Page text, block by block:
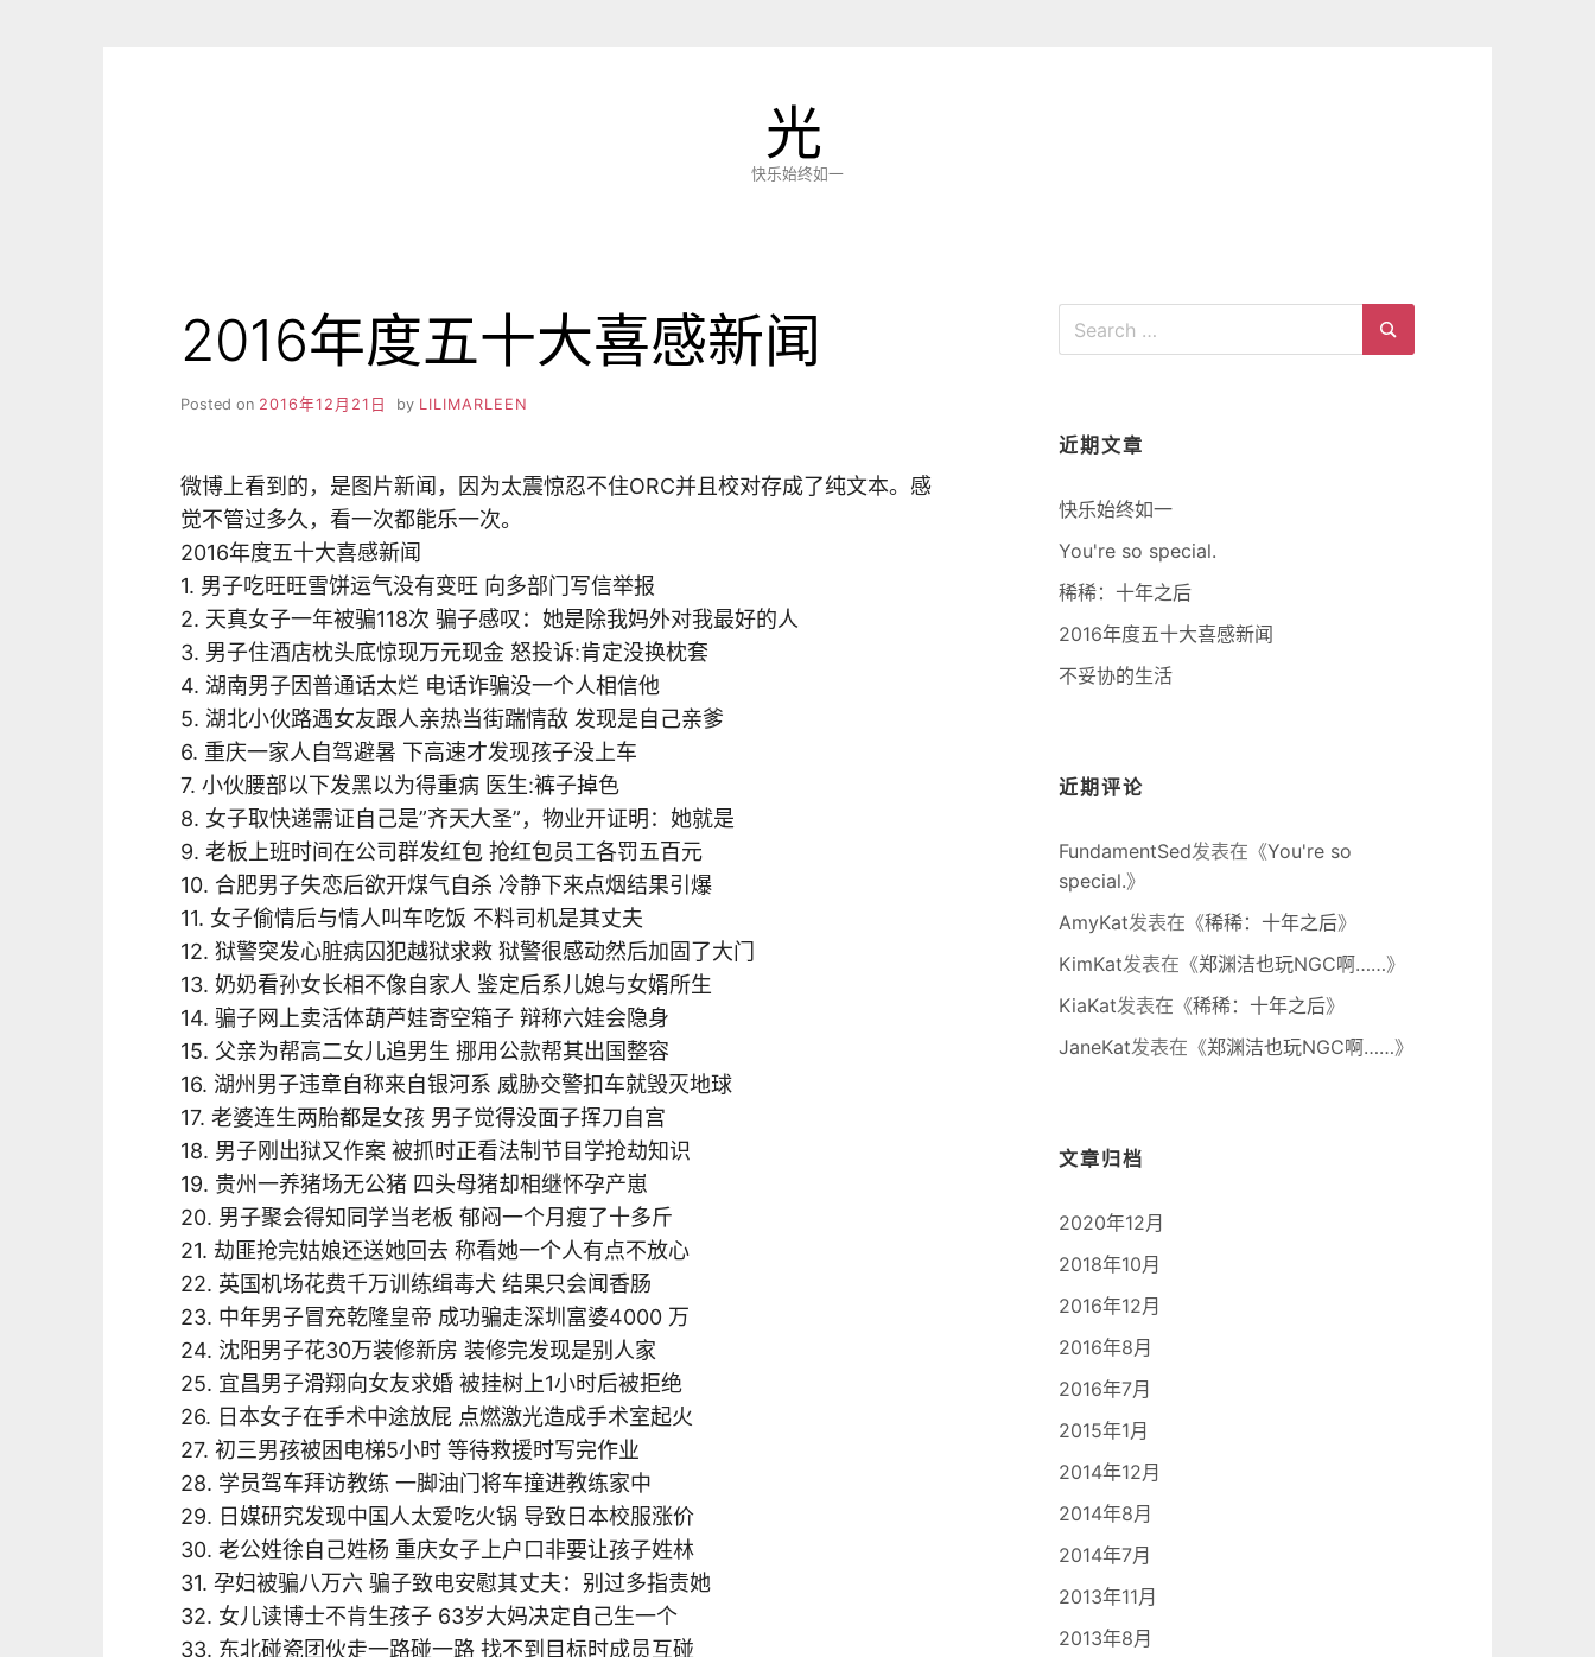
光
快乐始终如一
2016年度五十大喜感新闻
Posted on 2016年12月21日 by LILIMARLEEN
微博上看到的，是图片新闻，因为太震惊忍不住ORC并且校对存成了纯文本。感
觉不管过多久，看一次都能乐一次。
2016年度五十大喜感新闻
1. 男子吃旺旺雪饼运气没有变旺 向多部门写信举报
2. 天真女子一年被骗118次 骗子感叹：她是除我妈外对我最好的人
3. 男子住酒店枕头底惊现万元现金 怒投诉:肯定没换枕套
4. 湖南男子因普通话太烂 电话诈骗没一个人相信他
5. 湖北小伙路遇女友跟人亲热当街踹情敌 发现是自己亲爹
6. 重庆一家人自驾避暑 下高速才发现孩子没上车
7. 小伙腰部以下发黑以为得重病 医生:裤子掉色
8. 女子取快递需证自己是”齐天大圣”，物业开证明：她就是
9. 老板上班时间在公司群发红包 抢红包员工各罚五百元
10. 合肥男子失恋后欲开煤气自杀 冷静下来点烟结果引爆
11. 女子偷情后与情人叫车吃饭 不料司机是其丈夫
12. 狱警突发心脏病囚犯越狱求救 狱警很感动然后加固了大门
13. 奶奶看孙女长相不像自家人 鉴定后系儿媳与女婿所生
14. 骗子网上卖活体葫芦娃寄空箱子 辩称六娃会隐身
15. 父亲为帮高二女儿追男生 挪用公款帮其出国整容
16. 湖州男子违章自称来自银河系 威胁交警扣车就毁灭地球
17. 老婆连生两胎都是女孩 男子觉得没面子挥刀自宫
18. 男子刚出狱又作案 被抓时正看法制节目学抢劫知识
19. 贵州一养猪场无公猪 四头母猪却相继怀孕产崽
20. 男子聚会得知同学当老板 郁闷一个月瘦了十多斤
21. 劫匪抢完姑娘还送她回去 称看她一个人有点不放心
22. 英国机场花费千万训练缉毒犬 结果只会闻香肠
23. 中年男子冒充乾隆皇帝 成功骗走深圳富婆4000 万
24. 沈阳男子花30万装修新房 装修完发现是别人家
25. 宜昌男子滑翔向女友求婚 被挂树上1小时后被拒绝
26. 日本女子在手术中途放屁 点燃激光造成手术室起火
27. 初三男孩被困电梯5小时 等待救援时写完作业
28. 学员驾车拜访教练 一脚油门将车撞进教练家中
29. 日媒研究发现中国人太爱吃火锅 导致日本校服涨价
30. 老公姓徐自己姓杨 重庆女子上户口非要让孩子姓林
31. 孕妇被骗八万六 骗子致电安慰其丈夫：别过多指责她
32. 女儿读博士不肯生孩子 63岁大妈决定自己生一个
33. 东北碰瓷团伙走一路碰一路 找不到目标时成员互碰
Search
近期文章
快乐始终如一
You're so special.
稀稀：十年之后
2016年度五十大喜感新闻
不妥协的生活
近期评论
FundamentSed发表在《You're so
special.》
AmyKat发表在《稀稀：十年之后》
KimKat发表在《郑渊洁也玩NGC啊……》
KiaKat发表在《稀稀：十年之后》
JaneKat发表在《郑渊洁也玩NGC啊……》
文章归档
2020年12月
2018年10月
2016年12月
2016年8月
2016年7月
2015年1月
2014年12月
2014年8月
2014年7月
2013年11月
2013年8月